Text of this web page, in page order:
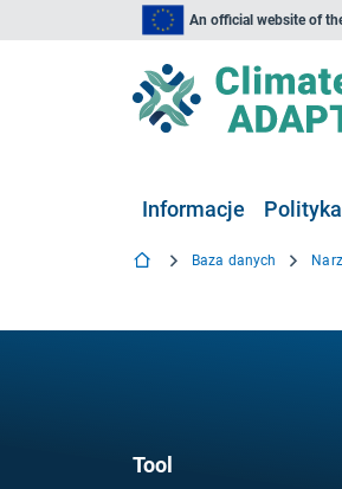
An official website of
Informacje
Baza danych
Tool